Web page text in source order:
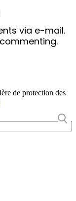
via e-mail.
de protection des